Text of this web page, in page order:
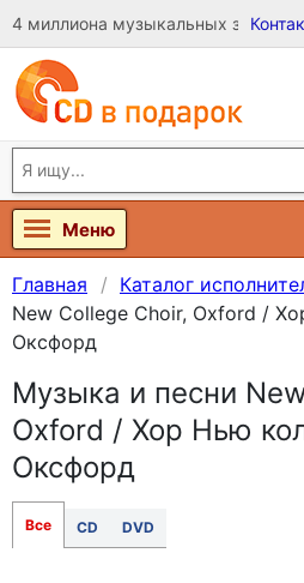
4 миллиона музыкальных записей
Меню
Главная Каталог
New College Choir, Oxford /
Оксфорд
Музыка и песни
Oxford / Хор Нью
Оксфорд
Все CD DVD